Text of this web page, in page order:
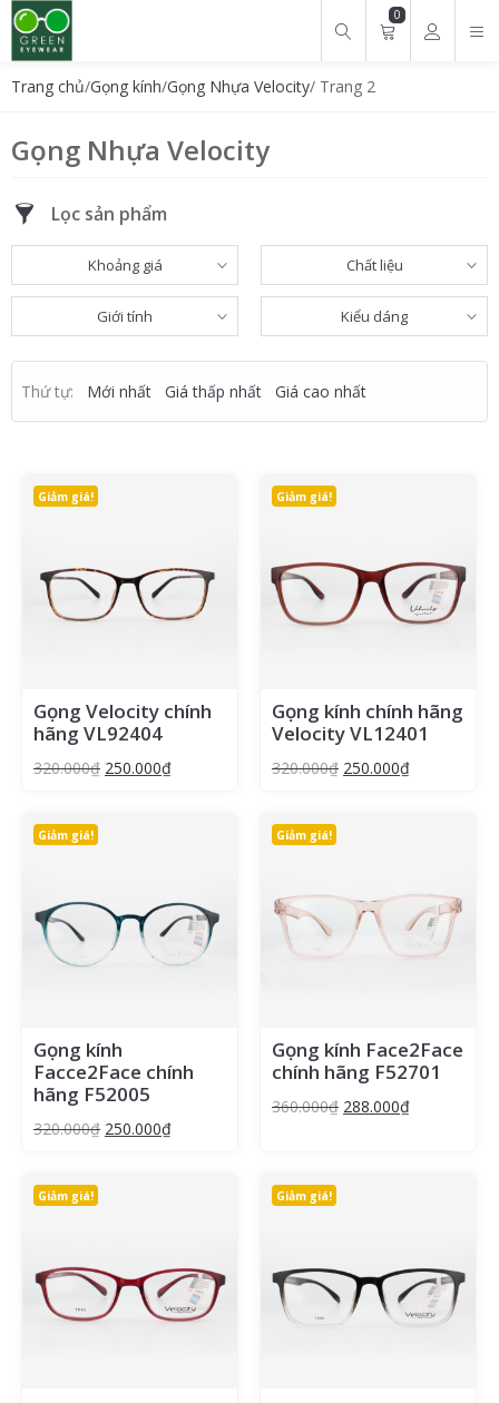
0
Trang chủ/Gọng kính/Gọng Nhựa Velocity/ Trang 2
Gọng Nhựa Velocity
Lọc sản phẩm
Khoảng giá Chất liệu
Giới tính Kiểu dáng
Thứ tự: Mới nhất Giá thấp nhất Giá cao nhất
Giảm giá!
Gọng Velocity chính
hãng VL92404
320.000₫ 250.000₫
Giảm giá!
Gọng kính chính hãng
Velocity VL12401
320.000₫ 250.000₫
Giảm giá!
Gọng kính
Facce2Face chính
hãng F52005
320.000₫ 250.000₫
Giảm giá!
Gọng kính Face2Face
chính hãng F52701
360.000₫ 288.000₫
Giảm giá! Giảm giá!